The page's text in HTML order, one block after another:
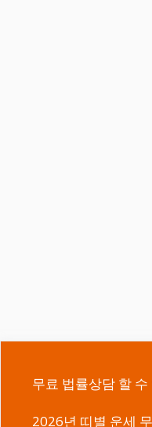
무료 법률상담 할
2026년 띠별 운세